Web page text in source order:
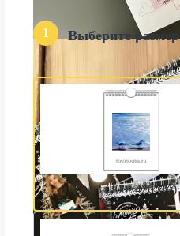
1 Выберите размер
А3 (300×420 мм)